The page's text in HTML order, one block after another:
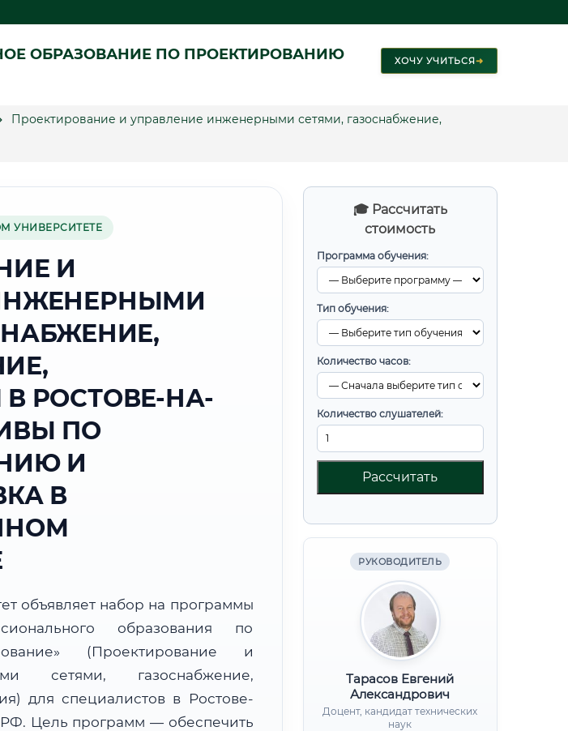
ОБРАЗОВАНИЕ ПО ПРОЕКТИРОВАНИЮ ХОЧУ УЧИТЬСЯ➜
Проектирование и управление инженерными сетями, газоснабжение,
🎓 Рассчитать
стоимость
Программа обучения:
Тип обучения:
Количество часов:
Количество слушателей:
Рассчитать
РУКОВОДИТЕЛЬ
Тарасов Евгений
Александрович
Доцент, кандидат технических
наук
УНИВЕРСИТЕТЕ
И
РОСТОВЕ-НА-
ПО
И
В
объявляет набор на программы
образования по
(Проектирование и
сетями, газоснабжение,
для специалистов в Ростове-
Цель программ — обеспечить